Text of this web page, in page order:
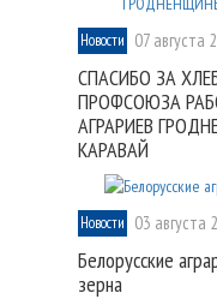
Новости 07 августа
СПАСИБО ЗА
ПРОФСОЮЗА
АГРАРИЕВ
КАРАВАЙ
Новости 03 августа
Белорусские
зерна